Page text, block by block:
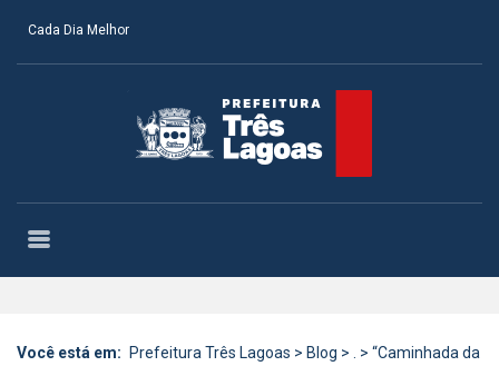
Cada Dia Melhor
Você está em: Prefeitura Três Lagoas > Blog > . > “Caminhada da